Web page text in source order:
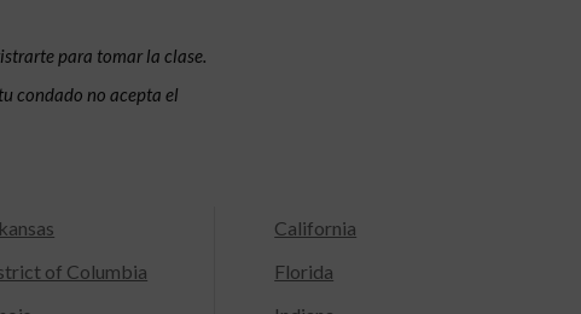
para tomar la clase.
condado no acepta el
California
of Columbia
Florida